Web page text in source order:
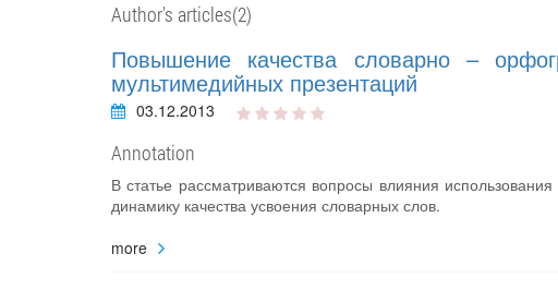
Author's articles(2)
Повышение качества словарно –
мультимедийных презентаций
03.12.2013
Annotation
В статье рассматриваются вопросы влияния
динамику качества усвоения словарных слов.
more